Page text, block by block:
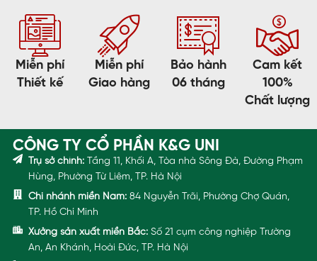
Miễn phí
Thiết kế
Miễn phí
Giao hàng
Bảo hành
06 tháng
Cam kết
100%
Chất lượng
CÔNG TY CỔ PHẦN K&G UNI
Trụ sở chính: Tầng 11, Khối A, Tòa nhà Sông Đà, Đường Phạm
Hùng, Phường Từ Liêm, TP. Hà Nội
Chi nhánh miền Nam: 84 Nguyễn Trãi, Phường Chợ Quán,
TP. Hồ Chí Minh
Xưởng sản xuất miền Bắc: Số 21 cụm công nghiệp Trường
An, An Khánh, Hoài Đức, TP. Hà Nội